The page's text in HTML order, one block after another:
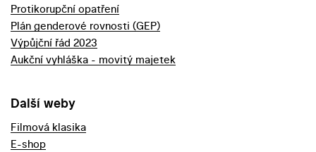
Protikorupční opatření
Plán genderové rovnosti (GEP)
Výpůjční řád 2023
Aukční vyhláška - movitý majetek
Další weby
Filmová klasika
E-shop